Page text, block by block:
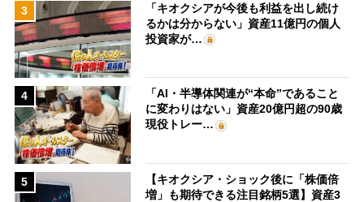
3
「キオクシアが今後も利益を出し続け
るかは分からない」資産11億円の個人
投資家が…
4
「AI・半導体関連が“本命”であること
に変わりはない」資産20億円超の90歳
現役トレー…
5
【キオクシア・ショック後に「株価倍
増」も期待できる注目銘柄5選】資産3